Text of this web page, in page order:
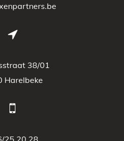
38/01
Harelbeke
25 20 28